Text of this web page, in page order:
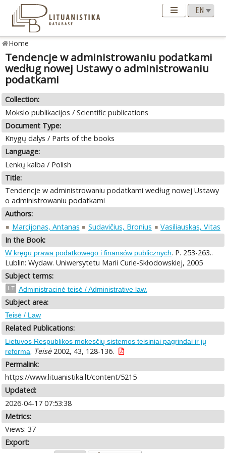
Home
Tendencje w administrowaniu podatkami
według nowej Ustawy o administrowaniu
podatkami
Collection:
Mokslo publikacijos / Scientific publications
Document Type:
Knygų dalys / Parts of the books
Language:
Lenkų kalba / Polish
Title:
Tendencje w administrowaniu podatkami według nowej Ustawy
o administrowaniu podatkami
Authors:
Marcijonas, Antanas
Sudavičius, Bronius
Vasiliauskas, Vitas
In the Book:
W kręgu prawa podatkowego i finansów publicznych. P. 253-263..
Lublin: Wydaw. Uniwersytetu Marii Curie-Skłodowskiej, 2005
Subject terms:
LT Administracinė teisė / Administrative law.
Subject area:
Teisė / Law
Related Publications:
Lietuvos Respublikos mokesčių sistemos teisiniai pagrindai ir jų
reforma. Teisė2002, 43, 128-136.
Permalink:
https://www.lituanistika.lt/content/5215
Updated:
2026-04-17 07:53:38
Metrics:
Views: 37
Export: